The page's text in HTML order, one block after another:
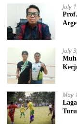
July
July
May